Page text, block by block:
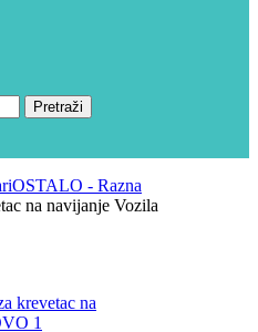
Pretraži
OSTALO - Razna
na navijanje Vozila